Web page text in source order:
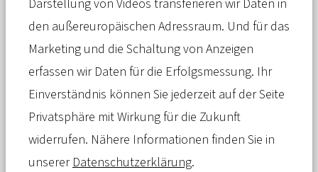
Infoseite
Anders als in der Gesetzlichen
Krankenversicherung (GKV) sind die
Beiträge in der PKV nicht vom
Einkommen abhängig. Damit sie im
Alter nicht zu hoch werden, gibt es
verschiedene Vorsorgemechanismen.
Darstellung von Videos transferieren wir Daten in
den außereuropäischen Adressraum. Und für das
Marketing und die Schaltung von Anzeigen
erfassen wir Daten für die Erfolgsmessung. Ihr
Einverständnis können Sie jederzeit auf der Seite
Privatsphäre mit Wirkung für die Zukunft
widerrufen. Nähere Informationen finden Sie in
unsererDatenschutzerklärung.